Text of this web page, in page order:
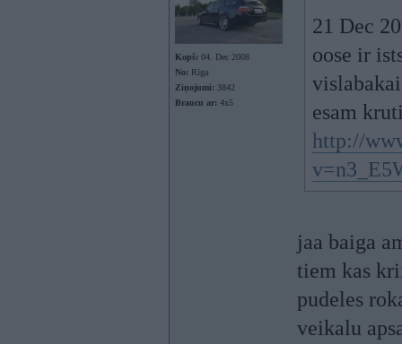
Kopš: 04. Dec 2008
No: Rīga
Ziņojumi: 3842
Braucu ar: 4x5
21 Dec
oose ir
esam
http://
jaa baiga
tiem kas
pudeles
veikalu